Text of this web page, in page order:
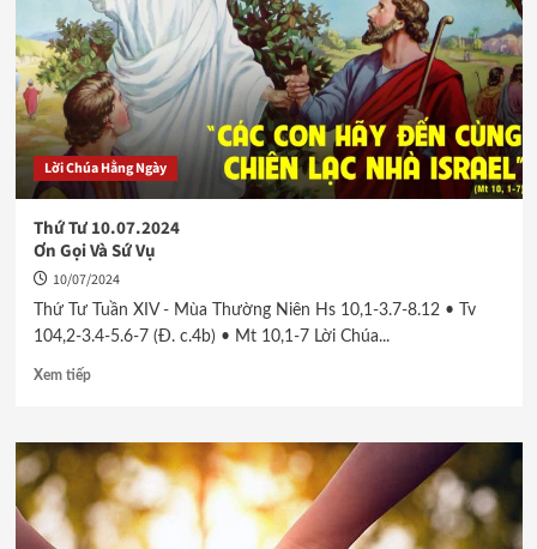
Lời Chúa Hằng Ngày
Thứ Tư 10.07.2024
Ơn Gọi Và Sứ Vụ
10/07/2024
Thứ Tư Tuần XIV - Mùa Thường Niên Hs 10,1-3.7-8.12 • Tv
104,2-3.4-5.6-7 (Đ. c.4b) • Mt 10,1-7 Lời Chúa...
Xem tiếp